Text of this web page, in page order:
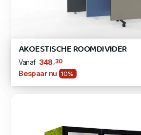
AKOESTISCHE ROOMDIVIDER
Vanaf 348,30
Bespaar nu 10%